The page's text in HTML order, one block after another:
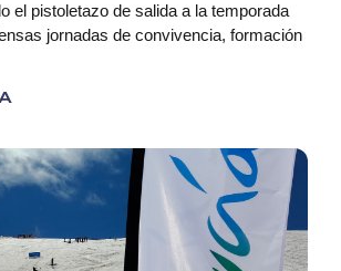
el pistoletazo de salida a la temporada
jornadas de convivencia, formación